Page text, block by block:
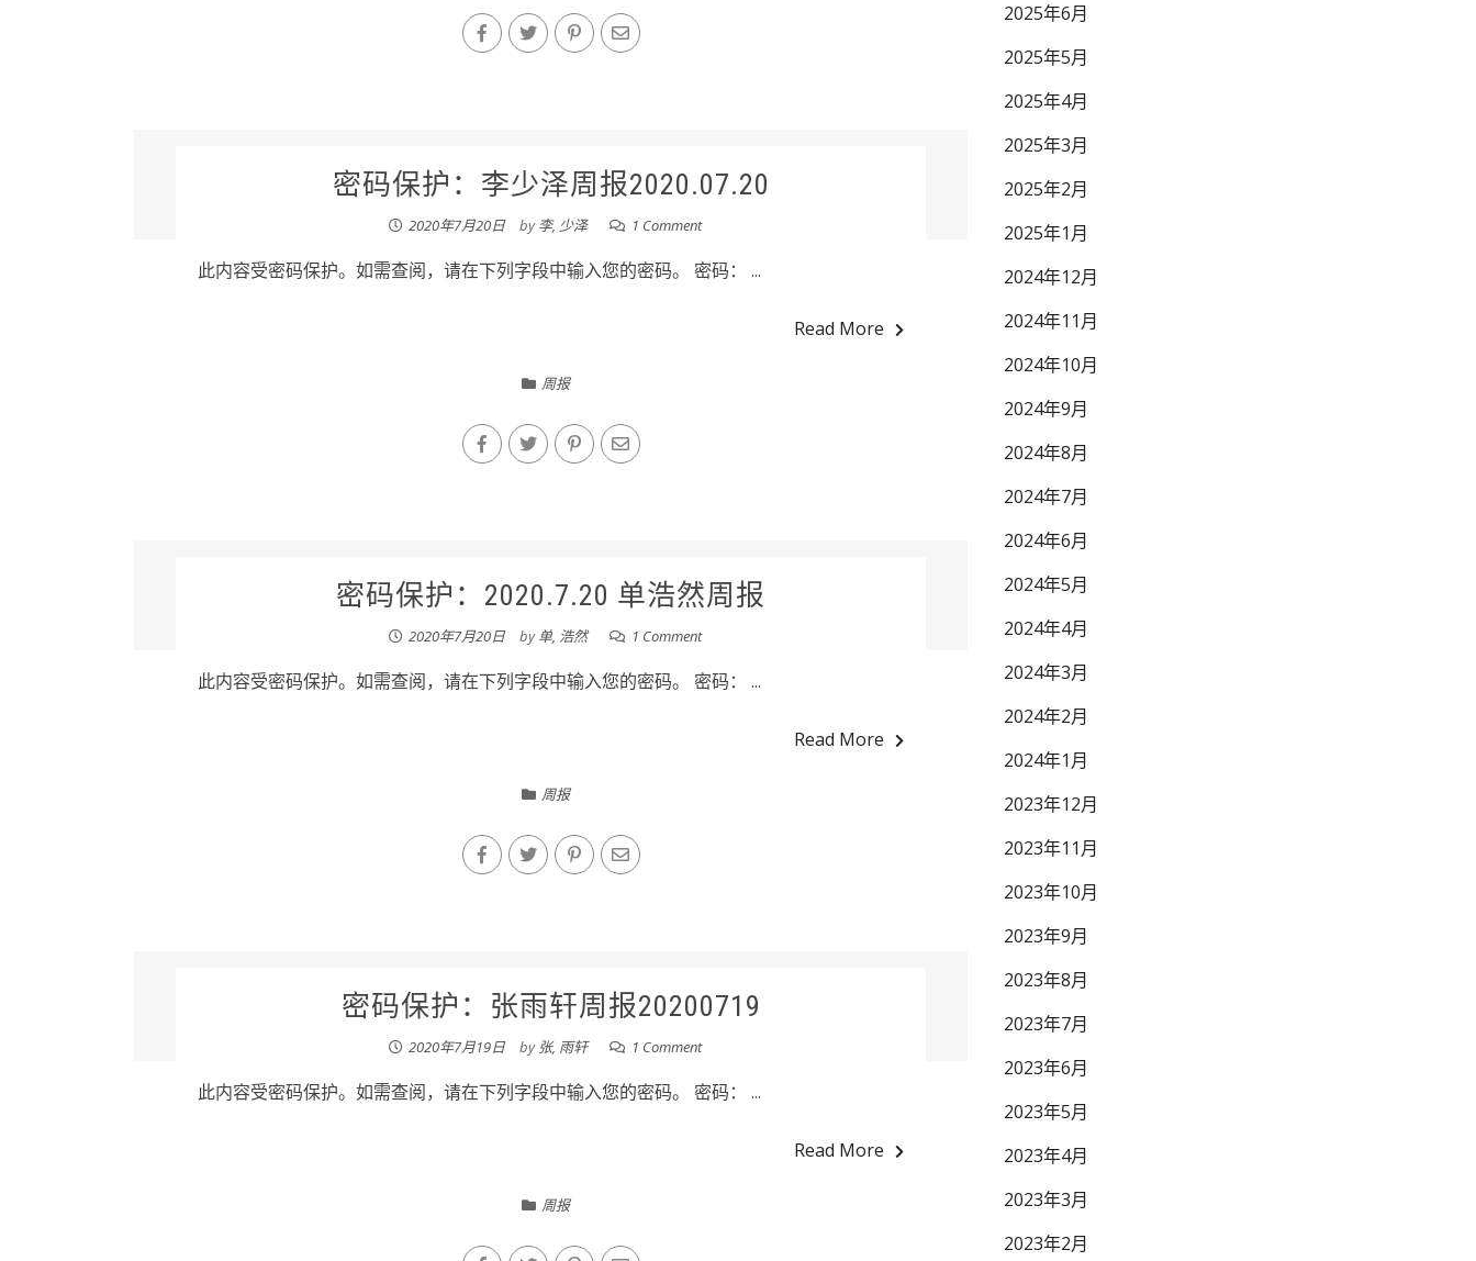
密码保护：李少泽周报2020.07.20
2020年7月20日 by李, 少泽 1 Comment
此内容受密码保护。如需查阅，请在下列字段中输入您的密码。 密码： ...
Read More
周报
密码保护：2020.7.20 单浩然周报
2020年7月20日 by单, 浩然 1 Comment
此内容受密码保护。如需查阅，请在下列字段中输入您的密码。 密码： ...
Read More
周报
密码保护：张雨轩周报20200719
2020年7月19日 by 张, 雨轩 1 Comment
此内容受密码保护。如需查阅，请在下列字段中输入您的密码。 密码： ...
Read More
周报
2025年6月
2025年5月
2025年4月
2025年3月
2025年2月
2025年1月
2024年12月
2024年11月
2024年10月
2024年9月
2024年8月
2024年7月
2024年6月
2024年5月
2024年4月
2024年3月
2024年2月
2024年1月
2023年12月
2023年11月
2023年10月
2023年9月
2023年8月
2023年7月
2023年6月
2023年5月
2023年4月
2023年3月
2023年2月